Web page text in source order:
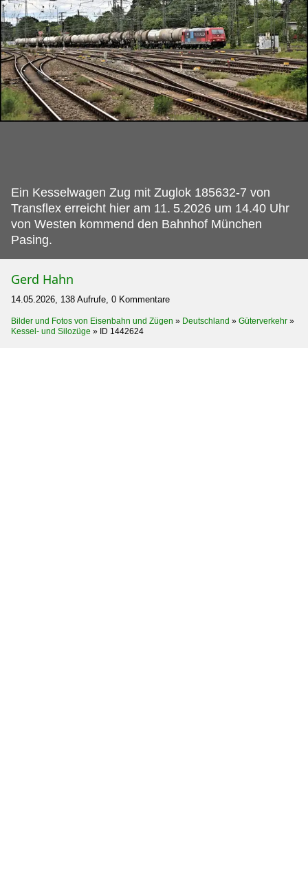
Ein Kesselwagen Zug mit Zuglok 185632-7 von
Transflex erreicht hier am 11. 5.2026 um 14.40 Uhr
von Westen kommend den Bahnhof München
Pasing.
Gerd Hahn
14.05.2026, 138 Aufrufe, 0 Kommentare
Bilder und Fotos von Eisenbahn und Zügen » Deutschland » Güterverkehr »
Kessel- und Silozüge » ID 1442624